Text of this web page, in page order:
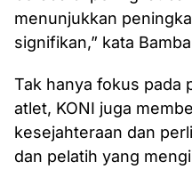
menunjukkan
signifikan,” kata
Tak hanya fokus pada
atlet, KONI juga
kesejahteraan dan
dan pelatih yang